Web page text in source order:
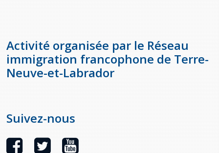
Activité organisée par le Réseau
immigration francophone de Terre-
Neuve-et-Labrador
Suivez-nous